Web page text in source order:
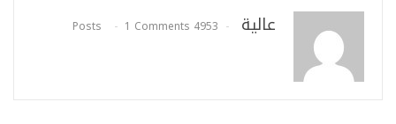
عالية 4953 Posts
1 Comments